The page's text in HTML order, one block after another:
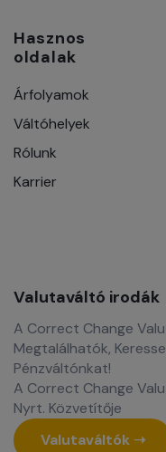
Hasznos
oldalak
Árfolyamok
Váltóhelyek
Rólunk
Karrier
Valutaváltó irodák
A Correct Change
Megtalálhatók,
Pénzváltónkat!
A Correct Change
Nyrt. Közvetítője
Valutaváltók ➝